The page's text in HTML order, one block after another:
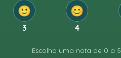
🙂
3
😊
4
Escolha uma nota de 0 a 5.